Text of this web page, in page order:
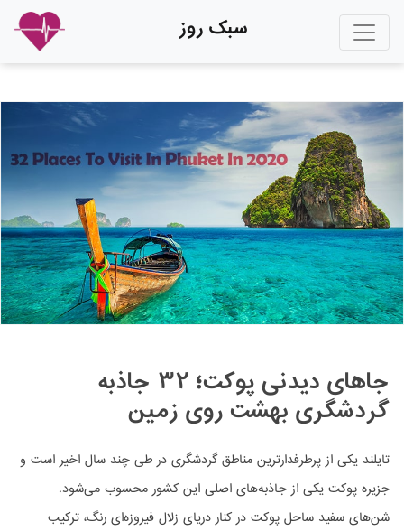
سبک روز
جاهای دیدنی پوکت؛ ۳۲ جاذبه
گردشگری بهشت روی زمین
تایلند یکی از پرطرفدارترین مناطق گردشگری در طی چند سال اخیر است و
جزیره پوکت یکی از جاذبه‌های اصلی این کشور محسوب می‌شود.
شن‌های سفید ساحل پوکت در کنار دریای زلال فیروزه‌ای رنگ، ترکیب